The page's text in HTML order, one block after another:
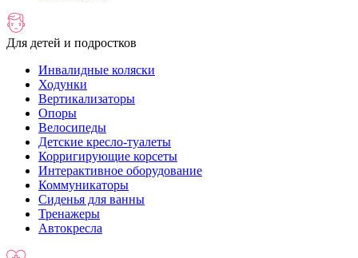
Для детей и подростков
Инвалидные коляски
Ходунки
Вертикализаторы
Опоры
Велосипеды
Детские кресло-туалеты
Корригирующие корсеты
Интерактивное оборудование
Коммуникаторы
Сиденья для ванны
Тренажеры
Автокресла